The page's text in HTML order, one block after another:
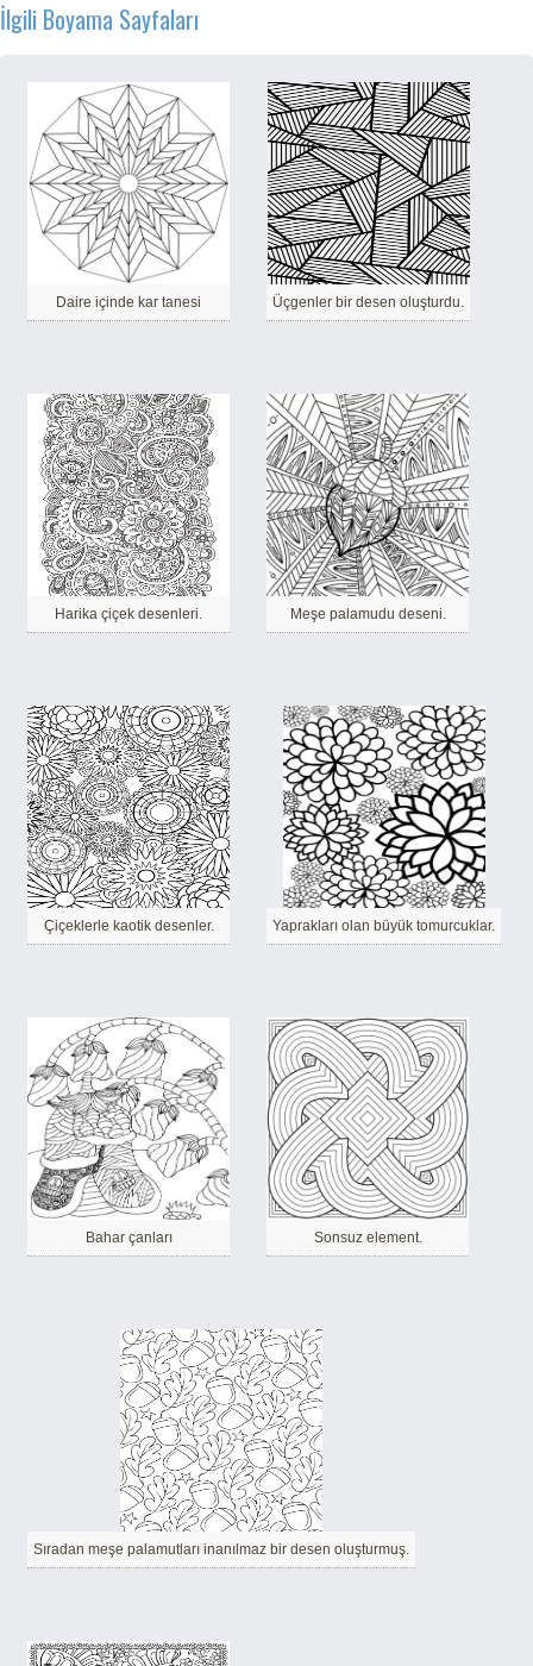
İlgili Boyama Sayfaları
Daire içinde kar tanesi Üçgenler bir desen oluşturdu.
Harika çiçek desenleri. Meşe palamudu deseni.
Çiçeklerle kaotik desenler. Yaprakları olan büyük tomurcuklar.
Bahar çanları Sonsuz element.
Sıradan meşe palamutları inanılmaz bir desen oluşturmuş.